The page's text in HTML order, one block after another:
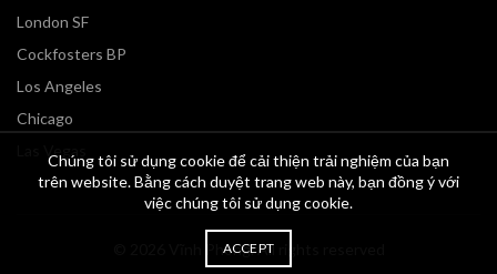
London SF
Cockfosters BP
Los Angeles
Chicago
Vĩnh Phong. All rights reserved
Chúng tôi sử dụng cookie để cải thiện trải nghiệm của bạn
trên website. Bằng cách duyệt trang web này, bạn đồng ý với
việc chúng tôi sử dụng cookie.
ACCEPT